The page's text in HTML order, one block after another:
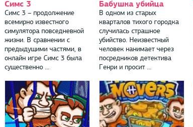
Симс 3
Симс 3 – продолжение
всемирно известного
симулятора повседневной
жизни. В сравнении с
предыдущими частями, в
онлайн игре Симс 3 была
существенно ...
Бабушка убийца
В одном из старых
кварталов тихого городка
случилась страшное
убийство. Неизвестный
человек нанимает через
посредников детектива
Генри и просит ...